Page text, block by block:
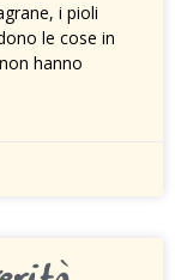
i pioli
le cose in
hanno